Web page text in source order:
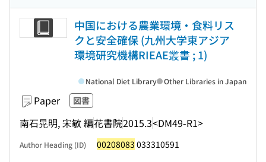
中国における農業環境・食料リス
クと安全確保 (九州大学東アジア
環境研究機構RIEAE叢書 ; 1)
Paper 図書
南石晃明, 宋敏 編花書院2015.3<DM49-R1>
National Diet Library Other Libraries in Japan
Author Heading (ID) 00208083 033310591